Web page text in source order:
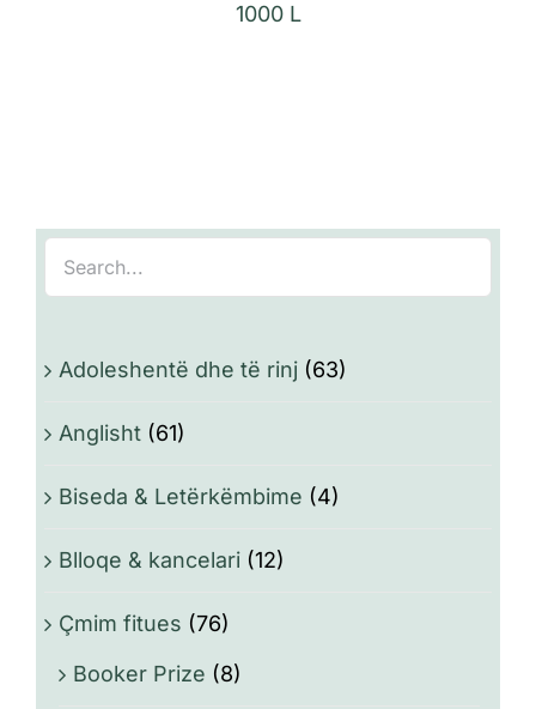
1000 L
Adoleshentë dhe të rinj (63)
Anglisht (61)
Biseda & Letërkëmbime (4)
Blloqe & kancelari (12)
Çmim fitues (76)
Booker Prize (8)